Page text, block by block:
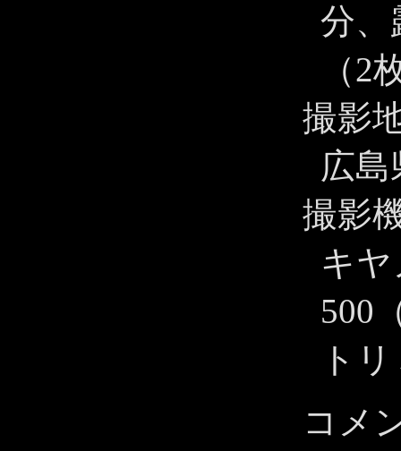
分、
（2
撮影
広
撮影
キ
500
ト
コメ